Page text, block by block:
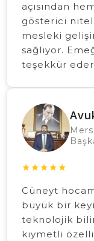
açısından
gösterici
mesleki
sağlıyor.
teşekkür
★★★★★
Cüneyt
büyük bir
teknolojik
kıymetli